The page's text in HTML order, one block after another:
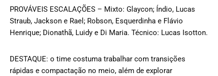
PROVÁVEIS ESCALAÇÕES – Mixto: Glaycon; Índio, Lucas
Straub, Jackson e Rael; Robson, Esquerdinha e Flávio
Henrique; Dionathã, Luidy e Di Maria. Técnico: Lucas Isotton.
DESTAQUE: o time costuma trabalhar com transições
rápidas e compactação no meio, além de explorar